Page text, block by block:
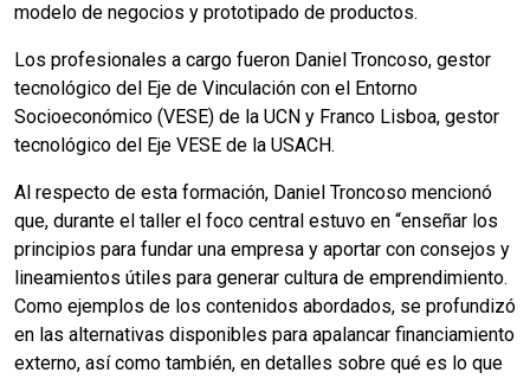
modelo de negocios y prototipado de productos.
Los profesionales a cargo fueron Daniel Troncoso, gestor
tecnológico del Eje de Vinculación con el Entorno
Socioeconómico (VESE) de la UCN y Franco Lisboa, gestor
tecnológico del Eje VESE de la USACH.
Al respecto de esta formación, Daniel Troncoso mencionó
que, durante el taller el foco central estuvo en “enseñar los
principios para fundar una empresa y aportar con consejos y
lineamientos útiles para generar cultura de emprendimiento.
Como ejemplos de los contenidos abordados, se profundizó
en las alternativas disponibles para apalancar financiamiento
externo, así como también, en detalles sobre qué es lo que